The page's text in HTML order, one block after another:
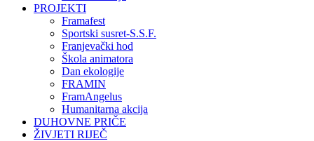
PROJEKTI
Framafest
Sportski susret-S.S.F.
Franjevački hod
Škola animatora
Dan ekologije
FRAMIN
FramAngelus
Humanitarna akcija
DUHOVNE PRIČE
ŽIVJETI RIJEČ